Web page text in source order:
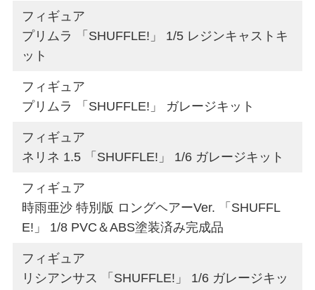
フィギュア
プリムラ 「SHUFFLE!」 1/5 レジンキャストキ
ット
フィギュア
プリムラ 「SHUFFLE!」 ガレージキット
フィギュア
ネリネ 1.5 「SHUFFLE!」 1/6 ガレージキット
フィギュア
時雨亜沙 特別版 ロングヘアーVer. 「SHUFFL
E!」 1/8 PVC＆ABS塗装済み完成品
フィギュア
リシアンサス 「SHUFFLE!」 1/6 ガレージキッ